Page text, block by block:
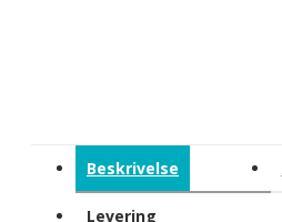
Beskrivelse
Levering